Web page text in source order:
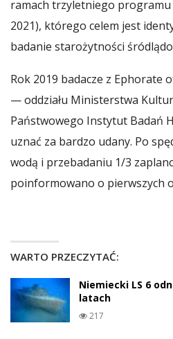
ramach trzyletniego programu
2021), którego celem jest
badanie starożytności
Rok 2019 badacze z Ephorate
— oddziału Ministerstwa
Państwowego Instytut Badań
uznać za bardzo udany. Po
wodą i przebadaniu 1/3
poinformowano o pierwszych
WARTO PRZECZYTAĆ:
Niemiecki LS 6
latach
217